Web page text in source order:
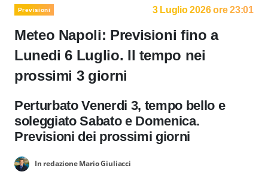
Previsioni 3 Luglio 2026 ore 23:01
Meteo Napoli: Previsioni fino a
Lunedi 6 Luglio. Il tempo nei
prossimi 3 giorni
Perturbato Venerdi 3, tempo bello e
soleggiato Sabato e Domenica.
Previsioni dei prossimi giorni
In redazione Mario Giuliacci